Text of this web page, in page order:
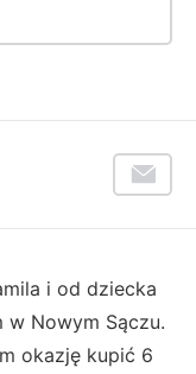
i od dziecka
w Nowym Sączu.
okazję kupić 6